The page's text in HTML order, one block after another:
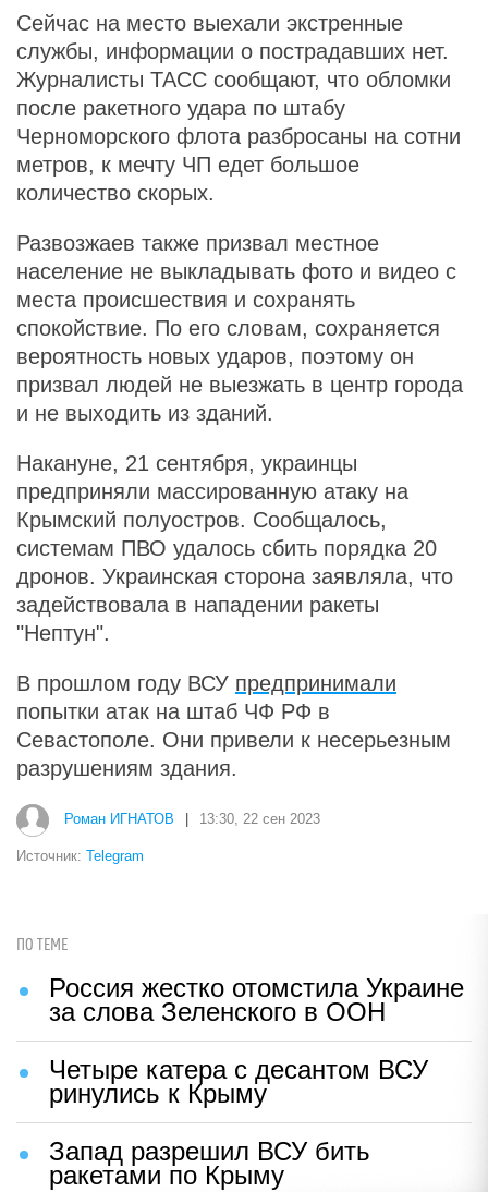
Сейчас на место выехали экстренные
службы, информации о пострадавших нет.
Журналисты ТАСС сообщают, что обломки
после ракетного удара по штабу
Черноморского флота разбросаны на сотни
метров, к мечту ЧП едет большое
количество скорых.
Развозжаев также призвал местное
население не выкладывать фото и видео с
места происшествия и сохранять
спокойствие. По его словам, сохраняется
вероятность новых ударов, поэтому он
призвал людей не выезжать в центр города
и не выходить из зданий.
Накануне, 21 сентября, украинцы
предприняли массированную атаку на
Крымский полуостров. Сообщалось,
системам ПВО удалось сбить порядка 20
дронов. Украинская сторона заявляла, что
задействовала в нападении ракеты
"Нептун".
В прошлом году ВСУ предпринимали
попытки атак на штаб ЧФ РФ в
Севастополе. Они привели к несерьезным
разрушениям здания.
Роман ИГНАТОВ 13:30, 22 сен 2023
Источник: Telegram
ПО ТЕМЕ
Россия жестко отомстила Украине
за слова Зеленского в ООН
Четыре катера с десантом ВСУ
ринулись к Крыму
Запад разрешил ВСУ бить
ракетами по Крыму